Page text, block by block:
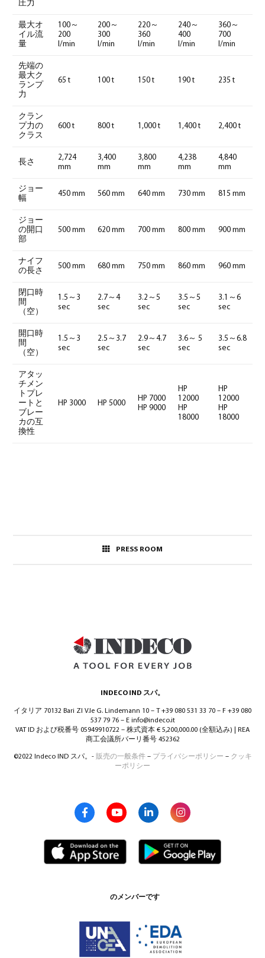
圧力
最大オ
イル流
量
100～
200
l/min
200～
300
l/min
220～
360
l/min
240～
400
l/min
360～
700
l/min
先端の
最大ク
ランプ
力
65 t 100 t 150 t 190 t 235 t
クラン
プ力の
クラス
600 t 800 t 1,000 t 1,400 t 2,400 t
長さ
2,724
mm
3,400
mm
3,800
mm
4,238
mm
4,840
mm
ジョー
幅
450 mm 560 mm 640 mm 730 mm 815 mm
ジョー
の開口
部
500 mm 620 mm 700 mm 800 mm 900 mm
ナイフ
の長さ
500 mm 680 mm 750 mm 860 mm 960 mm
閉口時
間
（空）
1.5～3
sec
2.7～4
sec
3.2～5
sec
3.5～5
sec
3.1～6
sec
開口時
間
（空）
1.5～3
sec
2.5～3.7
sec
2.9～4.7
sec
3.6～ 5
sec
3.5～6.8
sec
アタッ
チメン
トプレ
ートと
ブレー
カの互
換性
HP 3000 HP 5000
HP 7000
HP 9000
HP
12000
HP
18000
HP
12000
HP
18000
PRESS ROOM
INDECO IND スパ。
イタリア 70132 Bari ZI V.le G. Lindemann 10 – T +39 080 531 33 70 – F +39 080
537 79 76 – E info@indeco.it
VAT ID および税番号 05949910722 – 株式資本 € 5,200,000.00 (全額込み) | REA
商工会議所バーリ番号 452362
©2022 Indeco IND スパ。- 販売の一般条件– プライバシーポリシー – クッキ
ーポリシー
のメンバーです